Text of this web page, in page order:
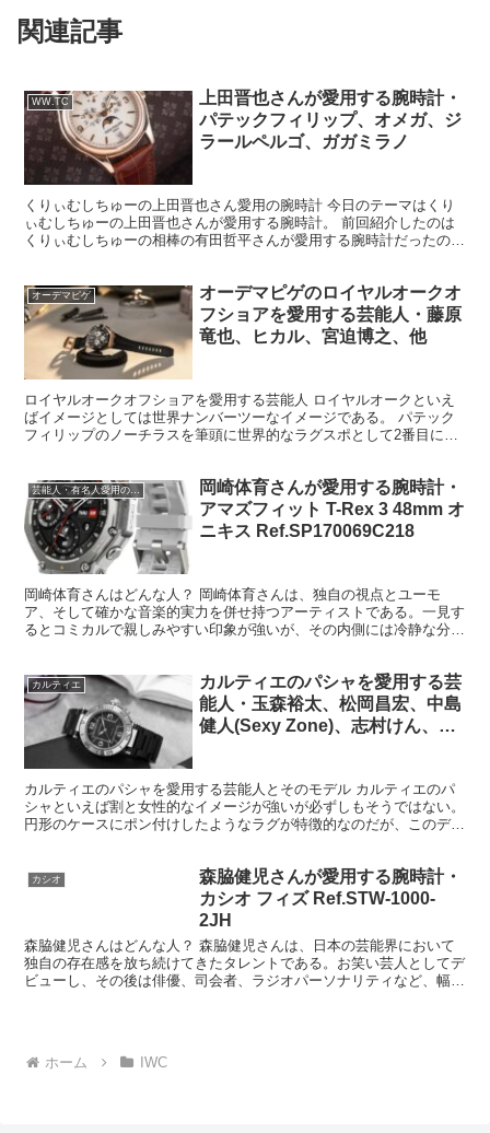
関連記事
WW.TC
上田晋也さんが愛用する腕時計・
パテックフィリップ、オメガ、ジ
ラールペルゴ、ガガミラノ
くりぃむしちゅーの上田晋也さん愛用の腕時計 今日のテーマはくり
ぃむしちゅーの上田晋也さんが愛用する腕時計。 前回紹介したのは
くりぃむしちゅーの相棒の有田哲平さんが愛用する腕時計だったのだ
オーデマピゲ
オーデマピゲのロイヤルオークオ
フショアを愛用する芸能人・藤原
竜也、ヒカル、宮迫博之、他
ロイヤルオークオフショアを愛用する芸能人 ロイヤルオークといえ
ばイメージとしては世界ナンバーツーなイメージである。 パテック
フィリップのノーチラスを筆頭に世界的なラグスポとして2番目に格
芸能人・有名人愛用の腕時計
岡崎体育さんが愛用する腕時計・
アマズフィット T-Rex 3 48mm オ
ニキス Ref.SP170069C218
岡崎体育さんはどんな人？ 岡崎体育さんは、独自の視点とユーモ
ア、そして確かな音楽的実力を併せ持つアーティストである。一見す
るとコミカルで親しみやすい印象が強いが、その内側には冷静な分析
カルティエ
カルティエのパシャを愛用する芸
能人・玉森裕太、松岡昌宏、中島
健人(Sexy Zone)、志村けん、舘
カルティエのパシャを愛用する芸能人とそのモデル カルティエのパ
シャといえば割と女性的なイメージが強いが必ずしもそうではない。
円形のケースにポン付けしたようなラグが特徴的なのだが、このデザ
カシオ
森脇健児さんが愛用する腕時計・
カシオ フィズ Ref.STW-1000-
2JH
森脇健児さんはどんな人？ 森脇健児さんは、日本の芸能界において
独自の存在感を放ち続けてきたタレントである。お笑い芸人としてデ
ビューし、その後は俳優、司会者、ラジオパーソナリティなど、幅広
ホーム IWC